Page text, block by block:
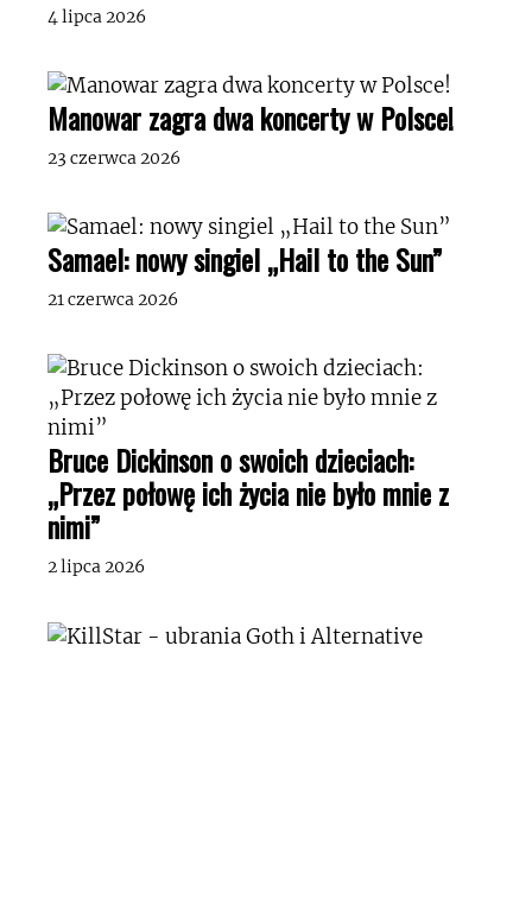
4 lipca 2026
Manowar zagra dwa koncerty w Polsce!
23 czerwca 2026
Samael: nowy singiel „Hail to the Sun”
21 czerwca 2026
Bruce Dickinson o swoich dzieciach:
„Przez połowę ich życia nie było mnie z
nimi”
2 lipca 2026